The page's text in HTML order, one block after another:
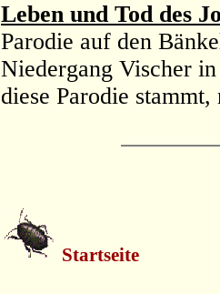
Leben und Tod des
Parodie auf den
Niedergang Vischer
diese Parodie
Startseite